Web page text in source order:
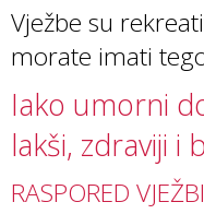
Vježbe su
morate imati
Iako umorni
lakši, zdraviji i
RASPORED